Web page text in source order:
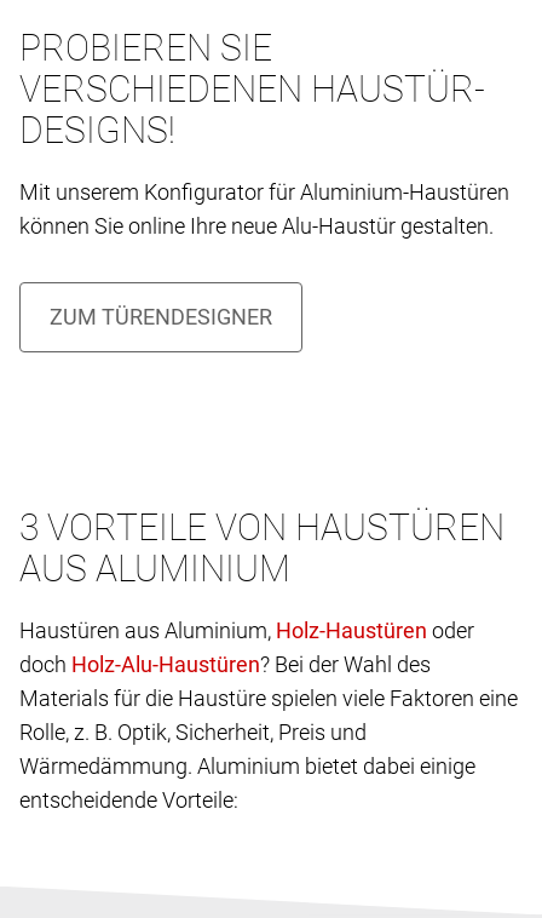
PROBIEREN SIE
VERSCHIEDENEN HAUSTÜR-
DESIGNS!
Mit unserem Konfigurator für Aluminium-Haustüren
können Sie online Ihre neue Alu-Haustür gestalten.
3 VORTEILE VON HAUSTÜREN
AUS ALUMINIUM
Haustüren aus Aluminium,
oder
doch
? Bei der Wahl des
Materials für die Haustüre spielen viele Faktoren eine
Rolle, z. B. Optik, Sicherheit, Preis und
Wärmedämmung. Aluminium bietet dabei einige
entscheidende Vorteile: